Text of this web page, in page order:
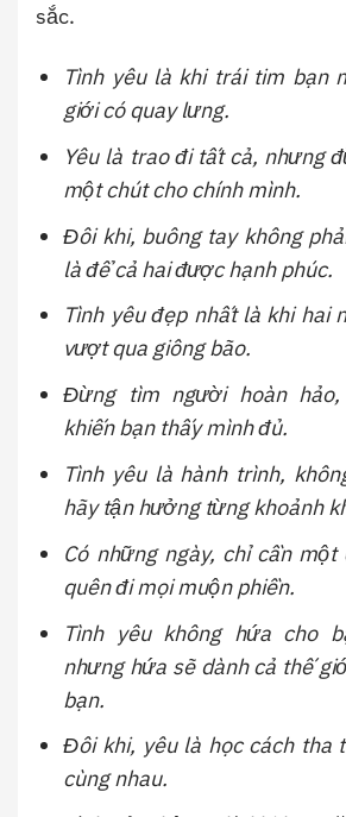
sắc.
Tình yêu là khi trái tim bạn
giới có quay lưng.
Yêu là trao đi tất cả, nhưng
một chút cho chính mình.
Đôi khi, buông tay không
là để cả hai được hạnh phúc.
Tình yêu đẹp nhất là khi hai
vượt qua giông bão.
Đừng tìm người hoàn
khiến bạn thấy mình đủ.
Tình yêu là hành trình,
hãy tận hưởng từng khoảnh
Có những ngày, chỉ cần
quên đi mọi muộn phiền.
Tình yêu không hứa cho
nhưng hứa sẽ dành cả thế
bạn.
Đôi khi, yêu là học cách tha
cùng nhau.